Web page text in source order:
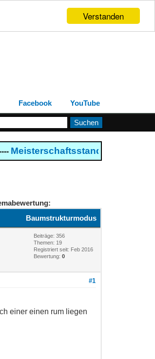
Verstanden
Facebook YouTube
2026
Baumstrukturmodus
Beiträge: 356
Themen: 19
Registriert seit: Feb 2016
Bewertung:0
#1
einer einen rum liegen